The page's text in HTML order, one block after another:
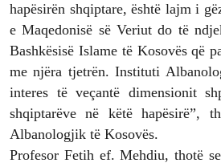
hapësirën shqiptare, është lajm i
e Maqedonisë së Veriut do të
Bashkësisë Islame të Kosovës që
me njëra tjetrën. Instituti
interes të veçantë dimensionit
shqiptarëve në këtë hapësirë”,
Albanologjik të Kosovës.
Profesor Fetih ef. Mehdiu, thotë